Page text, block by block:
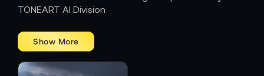
TONEART AI Division